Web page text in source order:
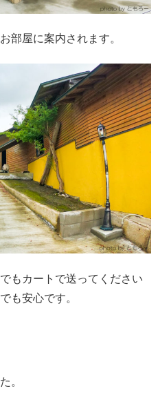
部屋に案内されます。
もカートで送ってください
も安心です。
。